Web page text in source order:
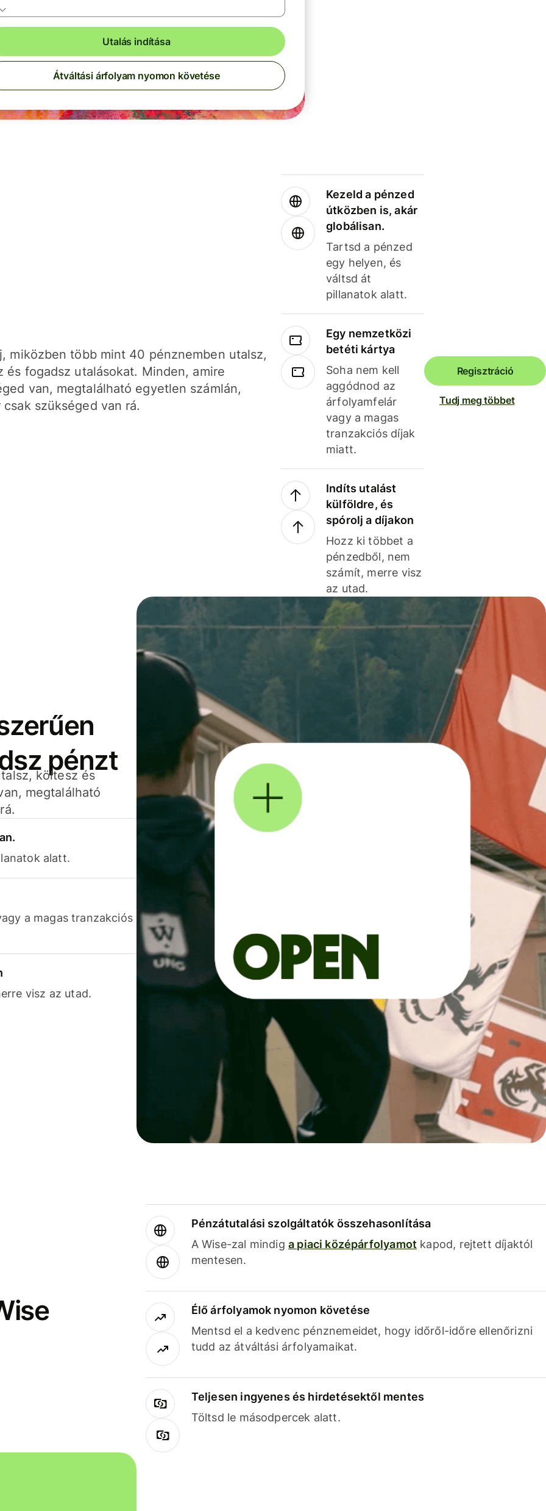
Utalás indítása
Átváltási árfolyam nyomon követése
miközben több mint 40 pénznemben utalsz,
és fogadsz utalásokat. Minden, amire
van, megtalálható egyetlen számlán,
csak szükséged van rá.
Kezeld a pénzed
útközben is, akár
globálisan.
Tartsd a pénzed
egy helyen, és
váltsd át
pillanatok alatt.
Egy nemzetközi
betéti kártya
Soha nem kell
aggódnod az
árfolyamfelár
vagy a magas
tranzakciós díjak
miatt.
Indíts utalást
külföldre, és
spórolj a díjakon
Hozz ki többet a
pénzedből, nem
számít, merre visz
az utad.
Regisztráció
Tudj meg többet
pénzt
költesz és
megtalálható
alatt.
a magas tranzakciós
visz az utad.
Pénzátutalási szolgáltatók összehasonlítása
A Wise-zal mindig a piaci középárfolyamot kapod, rejtett díjaktól
mentesen.
Élő árfolyamok nyomon követése
Mentsd el a kedvenc pénznemeidet, hogy időről-időre ellenőrizni
tudd az átváltási árfolyamaikat.
Teljesen ingyenes és hirdetésektől mentes
Töltsd le másodpercek alatt.